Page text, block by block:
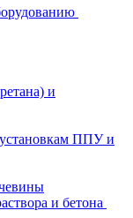
и
ППУ и
и бетона